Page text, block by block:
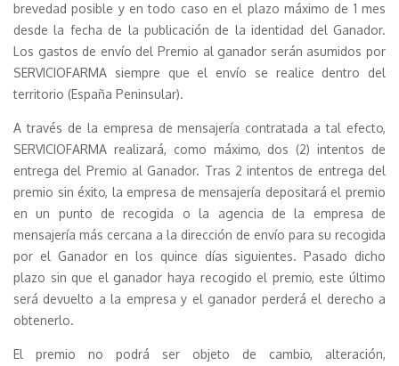
brevedad posible y en todo caso en el plazo máximo de 1 mes
desde la fecha de la publicación de la identidad del Ganador.
Los gastos de envío del Premio al ganador serán asumidos por
SERVICIOFARMA siempre que el envío se realice dentro del
territorio (España Peninsular).
A través de la empresa de mensajería contratada a tal efecto,
SERVICIOFARMA realizará, como máximo, dos (2) intentos de
entrega del Premio al Ganador. Tras 2 intentos de entrega del
premio sin éxito, la empresa de mensajería depositará el premio
en un punto de recogida o la agencia de la empresa de
mensajería más cercana a la dirección de envío para su recogida
por el Ganador en los quince días siguientes. Pasado dicho
plazo sin que el ganador haya recogido el premio, este último
será devuelto a la empresa y el ganador perderá el derecho a
obtenerlo.
El premio no podrá ser objeto de cambio, alteración,